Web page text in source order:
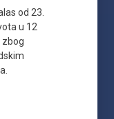
od 23.
u 12
zbog